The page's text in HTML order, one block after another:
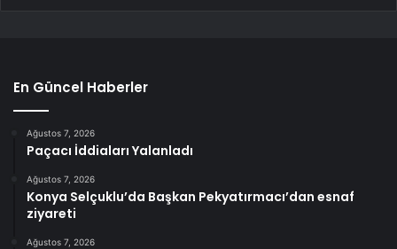
En Güncel Haberler
Ağustos 7, 2026
Paçacı İddiaları Yalanladı
Ağustos 7, 2026
Konya Selçuklu’da Başkan Pekyatırmacı’dan esnaf
ziyareti
Ağustos 7, 2026